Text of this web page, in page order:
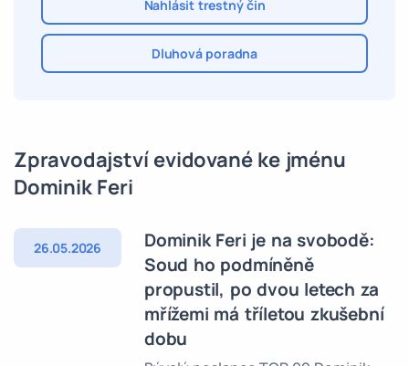
Nahlásit trestný čin
Dluhová poradna
Zpravodajství evidované ke jménu
Dominik Feri
26.05.2026
Dominik Feri je na svobodě:
Soud ho podmíněně
propustil, po dvou letech za
mřížemi má tříletou zkušební
dobu